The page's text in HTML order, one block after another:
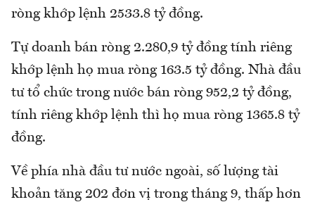
ròng khớp lệnh 2533.8 tỷ đồng.
Tự doanh bán ròng 2.280,9 tỷ đồng tính riêng
khớp lệnh họ mua ròng 163.5 tỷ đồng. Nhà đầu
tư tổ chức trong nước bán ròng 952,2 tỷ đồng,
tính riêng khớp lệnh thì họ mua ròng 1365.8 tỷ
đồng.
Về phía nhà đầu tư nước ngoài, số lượng tài
khoản tăng 202 đơn vị trong tháng 9, thấp hơn